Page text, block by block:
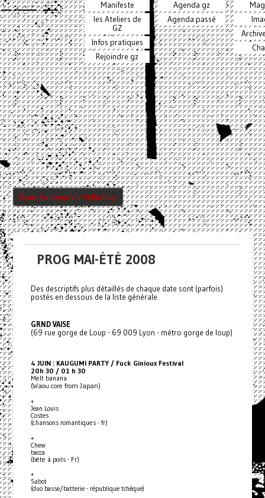
Manifeste
les Ateliers de
GZ
Infos pratiques
Rejoindre gz
Agenda gz
Agenda passé
Nous Soutenir Via HelloAsso
PROG MAI-ÉTÉ 2008
Des descriptifs plus détaillés de chaque date sont (parfois)
postés en dessous de la liste générale.
GRND VAISE
(69 rue gorge de Loup - 69 009 Lyon - métro gorge de loup)
4 JUIN : KAUGUMI PARTY / Fuck Ginioux Festival
20h 30 / 01 h 30
Melt banana
(Waou core from Japan)
+
Jean Louis
Costes
(chansons romantiques - fr)
+
Chew
bacca
(bête à poils - Fr)
+
Sabot
(duo basse/batterie - république tchèque)